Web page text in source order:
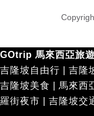
GOtrip 馬來西亞旅
吉隆坡自由行
吉隆
吉隆坡美食
馬來西
羅街夜市
吉隆坡交